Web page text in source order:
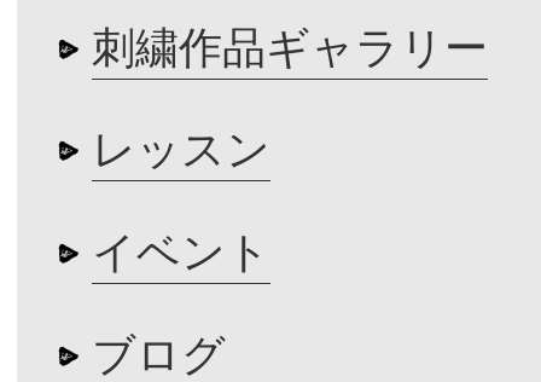
刺繍作品ギャラリー
レッスン
イベント
ブログ